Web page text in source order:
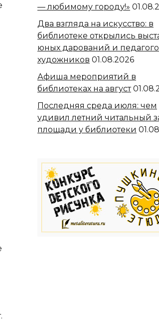
— любимому городу!»
Два взгляда на искусство: в
библиотеке открылись
юных дарований и
художников 01.08.2026
Афиша мероприятий в
библиотеках на август
Последняя среда июля: чем
удивил летний читальный
площади у библиотеки